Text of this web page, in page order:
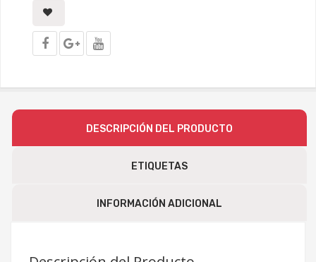
DESCRIPCIÓN DEL PRODUCTO
ETIQUETAS
INFORMACIÓN ADICIONAL